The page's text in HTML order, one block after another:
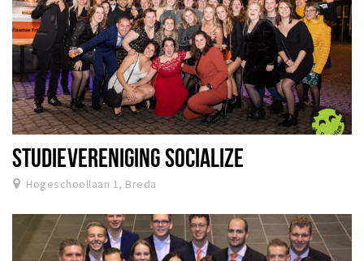
STUDIEVERENIGING SOCIALIZE
Hogeschoollaan 1, Breda